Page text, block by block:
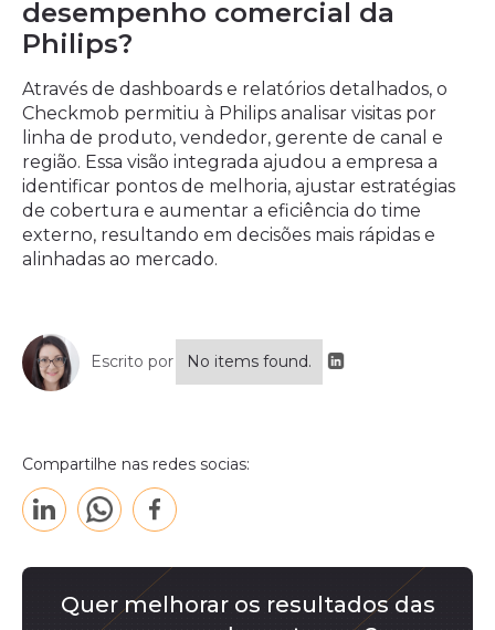
desempenho comercial da
Philips?
Através de dashboards e relatórios detalhados, o
Checkmob permitiu à Philips analisar visitas por
linha de produto, vendedor, gerente de canal e
região. Essa visão integrada ajudou a empresa a
identificar pontos de melhoria, ajustar estratégias
de cobertura e aumentar a eficiência do time
externo, resultando em decisões mais rápidas e
alinhadas ao mercado.
Escrito por No items found.
Quer melhorar os resultados das
Compartilhe nas redes socias: